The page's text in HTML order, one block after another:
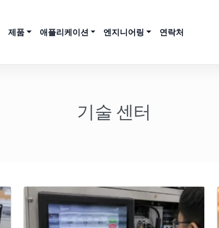
제품 애플리케이션 엔지니어링 연락처
기술 센터